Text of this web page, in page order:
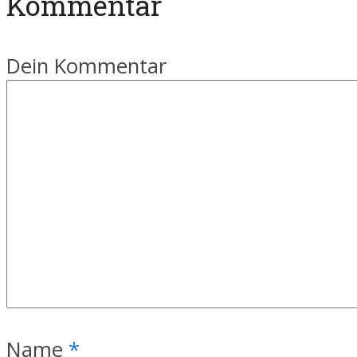
Dein Kommentar
Name *